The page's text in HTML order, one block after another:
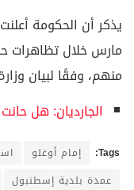
منهم، وفقًا لبيان
الجارديان: هل
Tags: إمام أوغلو
عمدة بلدية إسطنبول